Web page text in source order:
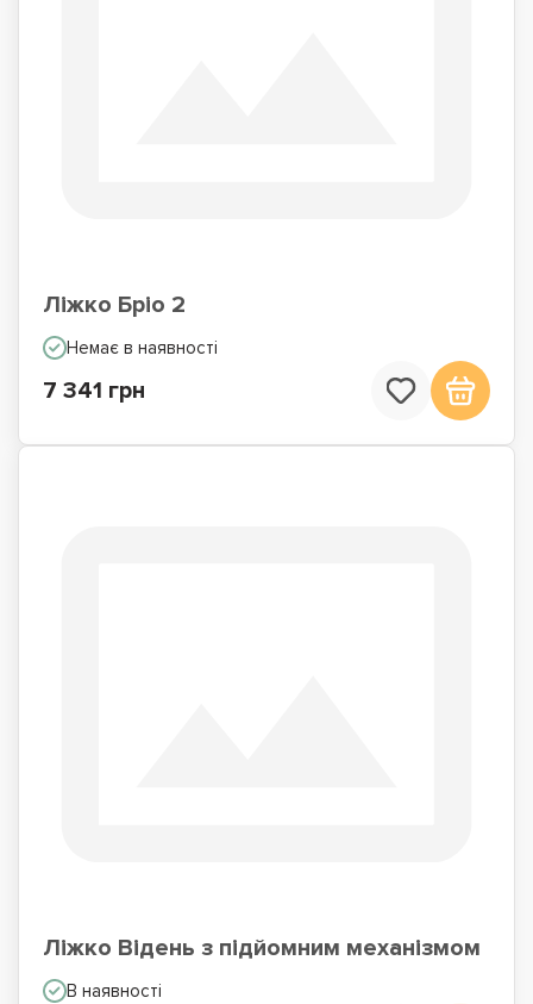
Ліжко Бріо 2
Немає в наявності
7 341 грн
Ліжко Відень з підйомним механізмом
В наявності